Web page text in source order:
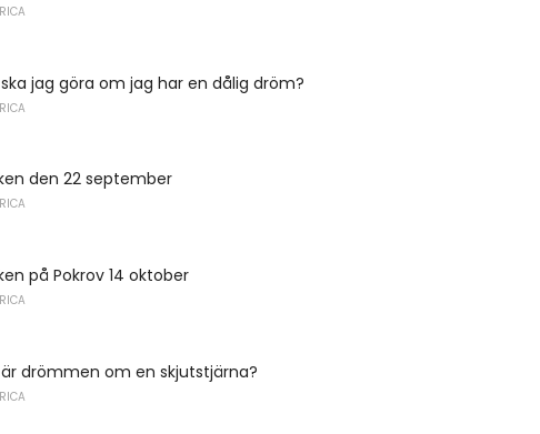
jag göra om jag har en dålig dröm?
den 22 september
på Pokrov 14 oktober
drömmen om en skjutstjärna?